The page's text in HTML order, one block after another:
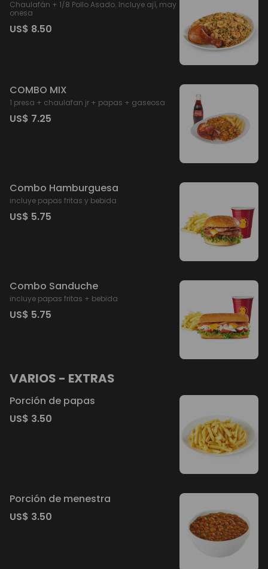
Chaulafán + 1/8 Pollo Asado. Incluye ají, may
onesa
US$ 8.50
COMBO MIX
1 presa + chaulafan jr + papas + gaseosa
US$ 7.25
Combo Hamburguesa
incluye papas fritas y bebida
US$ 5.75
Combo Sanduche
incluye papas fritas + bebida
US$ 5.75
VARIOS - EXTRAS
Porción de papas
US$ 3.50
Porción de menestra
US$ 3.50